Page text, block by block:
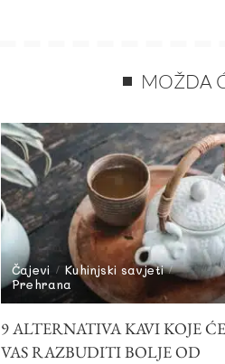
MOŽDA
Čajevi
Kuhinjski savjeti
Prehrana
9 ALTERNATIVA KAVI KOJE ĆE
VAS RAZBUDITI BOLJE OD